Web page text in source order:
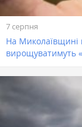
7 серпня
На Миколаївщині
вирощуватимуть